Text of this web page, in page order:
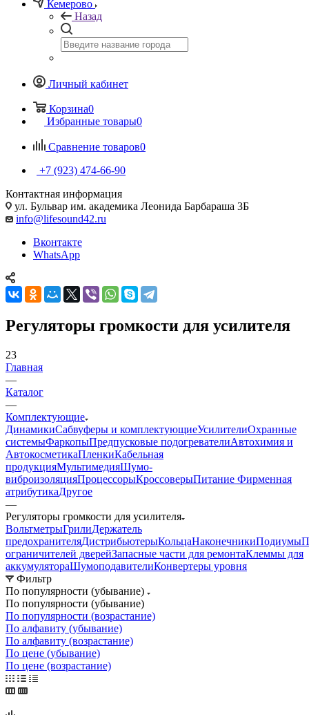
Кемерово
Назад
Личный кабинет
Корзина0
Избранные товары0
Сравнение товаров0
+7 (923) 474-66-90
Контактная информация
ул. Бульвар им. академика Леонида Барбараша 3Б
info@lifesound42.ru
Вконтакте
WhatsApp
Регуляторы громкости для усилителя
23
Главная
—
Каталог
—
Комплектующие
ДинамикиСабвуферы и комплектующиеУсилителиОхранные
системыФаркопыПредпусковые подогревателиАвтохимия и
АвтокосметикаПленкиКабельная
продукцияМультимедияШумо-
виброизоляцияПроцессорыКроссоверыПитание Фирменная
атрибутикаДругое
—
Регуляторы громкости для усилителя
ВольтметрыГрилиДержатель
предохранителяДистрибьютерыКольцаНаконечникиПодиумы
ограничителей дверейЗапасные части для ремонтаКлеммы для
аккумулятораШумоподавителиКонвертеры уровня
Фильтр
По популярности (убывание)
По популярности (убывание)
По популярности (возрастание)
По алфавиту (убывание)
По алфавиту (возрастание)
По цене (убывание)
По цене (возрастание)